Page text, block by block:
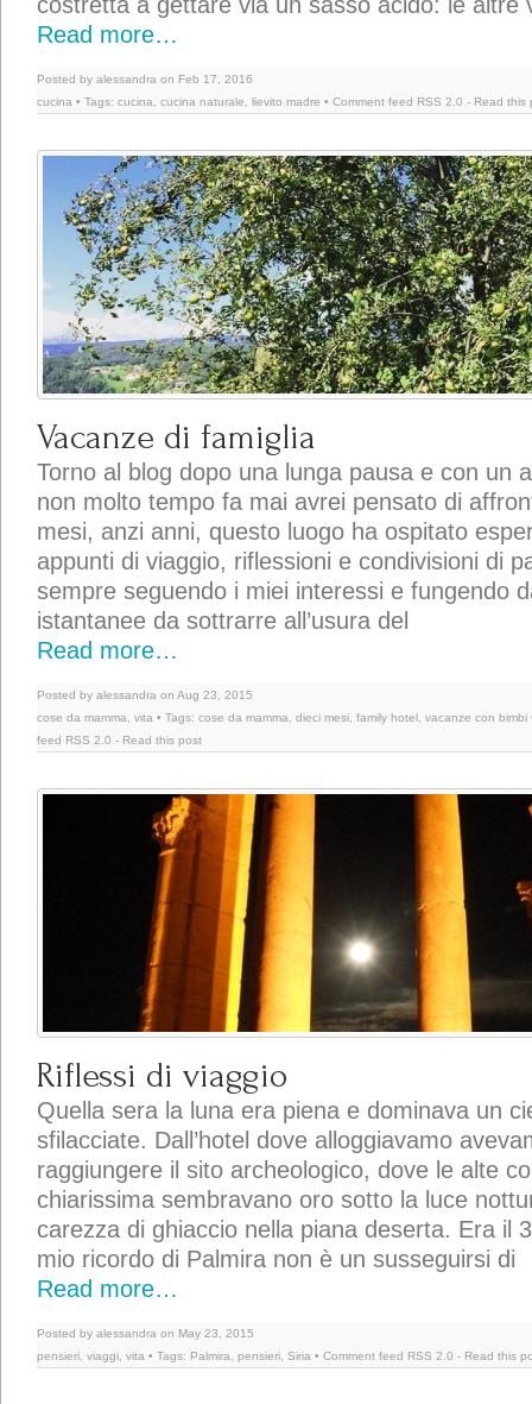
Read more…
Posted by alessandra on Feb 17, 2016
cucina • Tags: cucina cucina naturale lievito madre • Comment feed RSS 2.0 - Read this
Vacanze di famiglia
Torno al blog dopo una lunga pausa e con un
non molto tempo fa mai avrei pensato di
mesi, anzi anni, questo luogo ha ospitato
appunti di viaggio, riflessioni e condivisioni di
sempre seguendo i miei interessi e fungendo
istantanee da sottrarre all’usura del
Read more…
Posted by alessandra on Aug 23, 2015
cose da mamma
vita • Tags: cose da mamma dieci mesi family hotel vacanze con bimbi
feed RSS 2.0 - Read this post
Riflessi di viaggio
Quella sera la luna era piena e dominava un
sfilacciate. Dall’hotel dove alloggiavamo
raggiungere il sito archeologico, dove le alte
chiarissima sembravano oro sotto la luce
carezza di ghiaccio nella piana deserta. Era il
mio ricordo di Palmira non è un susseguirsi di
Read more…
Posted by alessandra on May 23, 2015
pensieri viaggi vita • Tags: Palmira pensieri Siria • Comment feed RSS 2.0 - Read this